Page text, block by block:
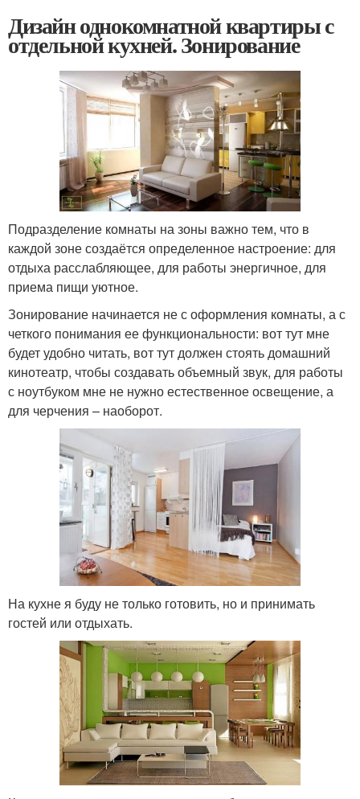
Дизайн однокомнатной квартиры с
отдельной кухней. Зонирование
Подразделение комнаты на зоны важно тем, что в
каждой зоне создаётся определенное настроение: для
отдыха расслабляющее, для работы энергичное, для
приема пищи уютное.
Зонирование начинается не с оформления комнаты, а с
четкого понимания ее функциональности: вот тут мне
будет удобно читать, вот тут должен стоять домашний
кинотеатр, чтобы создавать объемный звук, для работы
с ноутбуком мне не нужно естественное освещение, а
для черчения – наоборот.
На кухне я буду не только готовить, но и принимать
гостей или отдыхать.